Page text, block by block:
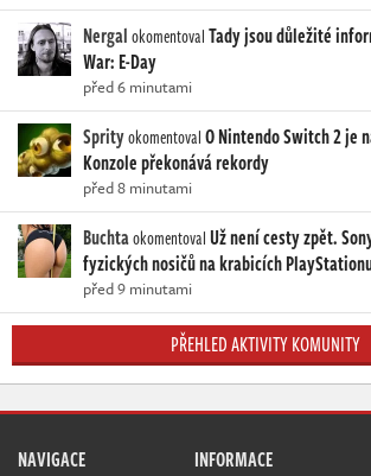
NergalokomentovalTady jsou důležité
War: E-Day
před 6 minutami
SprityokomentovalO Nintendo Switch 2 je
Konzole překonává rekordy
před 8 minutami
BuchtaokomentovalUž není cesty zpět.
fyzických nosičů na krabicích
před 9 minutami
PŘEHLED AKTIVITY KOMUNITY
NAVIGACE INFORMACE